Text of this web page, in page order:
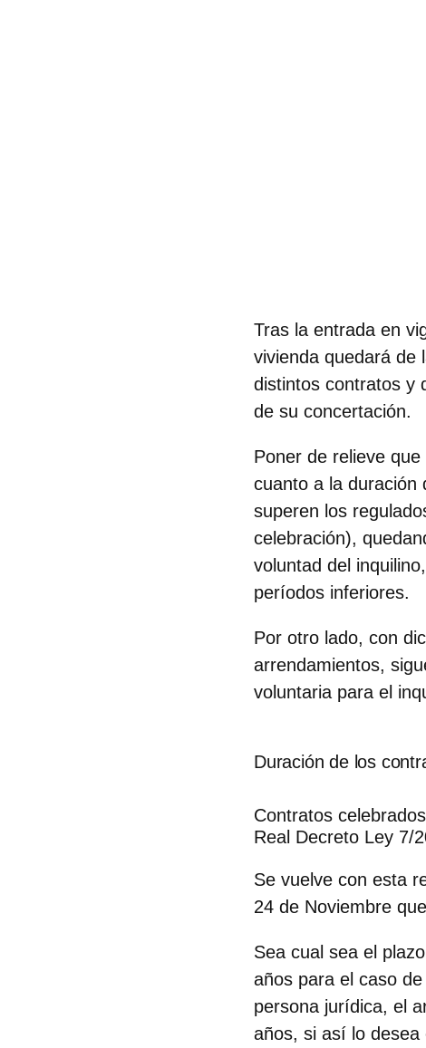
Tras la entrada en
vivienda quedará de
distintos contratos y
de su concertación.
Poner de relieve que
cuanto a la duración
superen los
celebración),
voluntad del
períodos inferiores.
Por otro lado, con
arrendamientos,
voluntaria para el
Duración de los
Contratos
Real Decreto Ley 7/
Se vuelve con esta
24 de Noviembre
Sea cual sea el
años para el caso
persona jurídica, el
años, si así lo desea